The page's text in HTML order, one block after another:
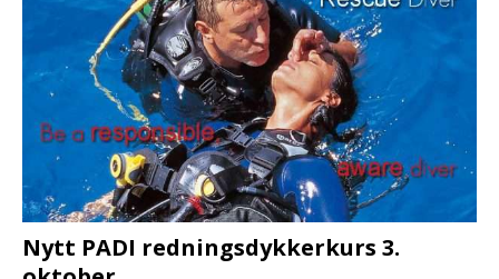
Nytt PADI redningsdykkerkurs 3.